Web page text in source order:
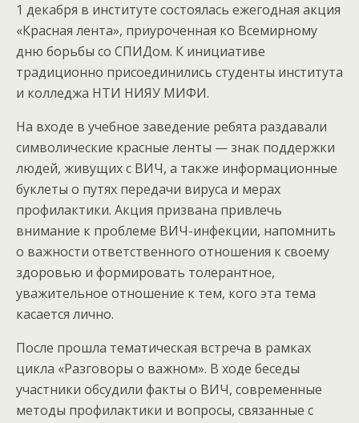
1 декабря в институте состоялась ежегодная акция
«Красная лента», приуроченная ко Всемирному
дню борьбы со СПИДом. К инициативе
традиционно присоединились студенты института
и колледжа НТИ НИЯУ МИФИ.
На входе в учебное заведение ребята раздавали
символические красные ленты — знак поддержки
людей, живущих с ВИЧ, а также информационные
буклеты о путях передачи вируса и мерах
профилактики. Акция призвана привлечь
внимание к проблеме ВИЧ-инфекции, напомнить
о важности ответственного отношения к своему
здоровью и формировать толерантное,
уважительное отношение к тем, кого эта тема
касается лично.
После прошла тематическая встреча в рамках
цикла «Разговоры о важном». В ходе беседы
участники обсудили факты о ВИЧ, современные
методы профилактики и вопросы, связанные с